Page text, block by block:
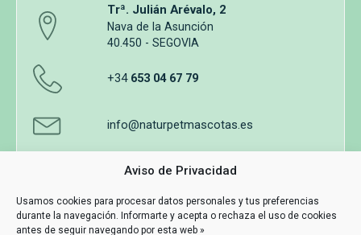
Aviso de Privacidad
Usamos cookies para procesar datos personales y tus preferencias
durante la navegación. Informarte y acepta o rechaza el uso de cookies
antes de seguir navegando por esta web »
Trª. Julián Arévalo, 2
Nava de la Asunción
40.450 - SEGOVIA
+34 653 04 67 79
info@naturpetmascotas.es
Aviso legal Política de privacidad